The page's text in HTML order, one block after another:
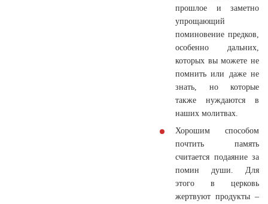
прошлое и заметно
упрощающий
поминовение предков,
особенно дальних,
которых вы можете не
помнить или даже не
знать, но которые
также нуждаются в
наших молитвах.
Хорошим способом
почтить память
считается подаяние за
помин души. Для
этого в церковь
жертвуют продукты –